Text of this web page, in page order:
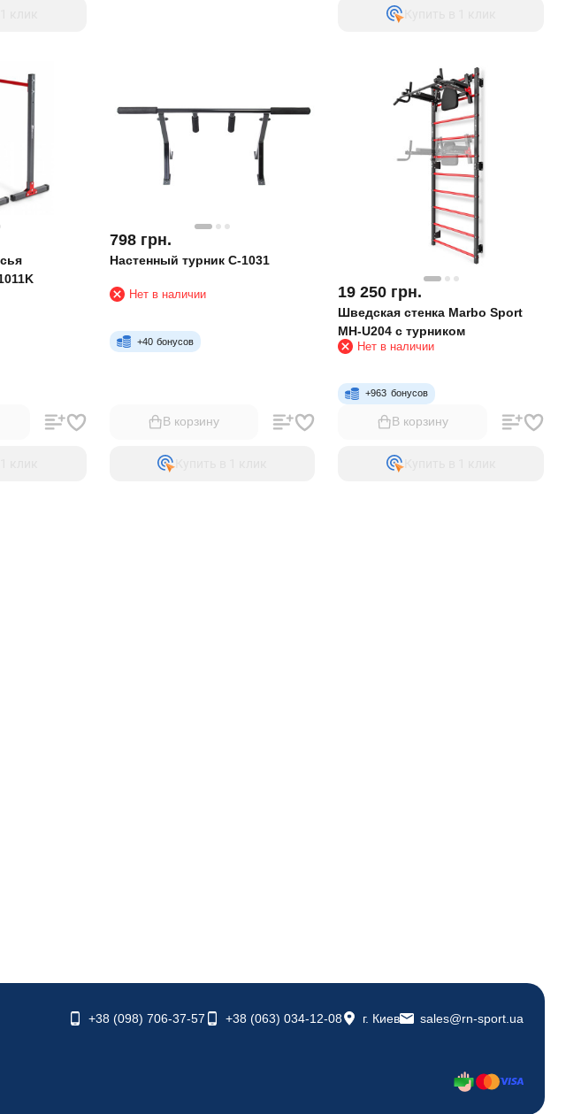
Купить в 1 клик
798 грн.
Настенный турник C-1031
Нет в наличии
+40 бонусов
В корзину
Купить в 1 клик
19 250 грн.
Шведская стенка Marbo Sport
MH-U204 с турником
Нет в наличии
+963 бонусов
В корзину
Купить в 1 клик
+38 (098) 706-37-57 +38 (063) 034-12-08 г. Киев sales@rn-sport.ua